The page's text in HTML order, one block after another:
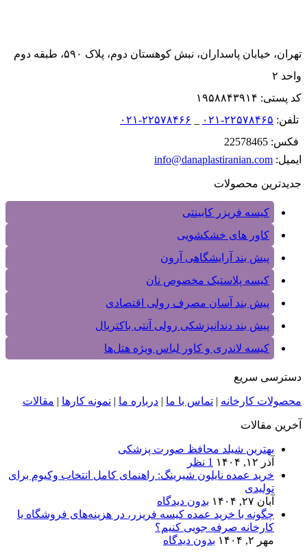
تهران، خیابان پاسداران، نبش کوهستان دوم، پلاک ۵۹۰، طبقه دوم
واحد ۲
کد پستی: ۱۹۵۸۸۴۳۹۱۴
تلفن: ۲۲۵۷۸۴۶۵-۰۲۱
۲۲۵۷۸۴۶۶-۰۲۱
فکس: 22578465
ایمیل: info@danaplastiranian.com
جدیدترین محصولات
کیسه فریزر کابینتی
کاور های خشکشویی
پیش بند آرایشگاهی آرون
کیسه پلاستیک مخصوص نان
پیش بند آسان مصرف رولی اقتصادی
پیش بند دندانپزشکی رولی آنتی باکتریال
کیسه لاندری و کاور لباس ویژه هتل‌ها
دسترسی سریع
محصولات کارخانه | تماس با ما | درباره ما | نمونه کارها | مقالات
آخرین مقالات
بهترین شیلد محافظ صورت پزشکی
آذر ۱۲, ۱۴۰۴
1 نظر
خرید عمده نایلون شیرینگ: راهنمای کامل انتخاب وکیوم برای
تولیدی‌
آبان ۲۷, ۱۴۰۴
بدون دیدگاه
چگونه با خرید عمده کیسه فریزر، در هزینه‌های فروشگاه یا
کارخانه صرفه‌ جویی کنیم؟
مهر ۲, ۱۴۰۴
بدون دیدگاه